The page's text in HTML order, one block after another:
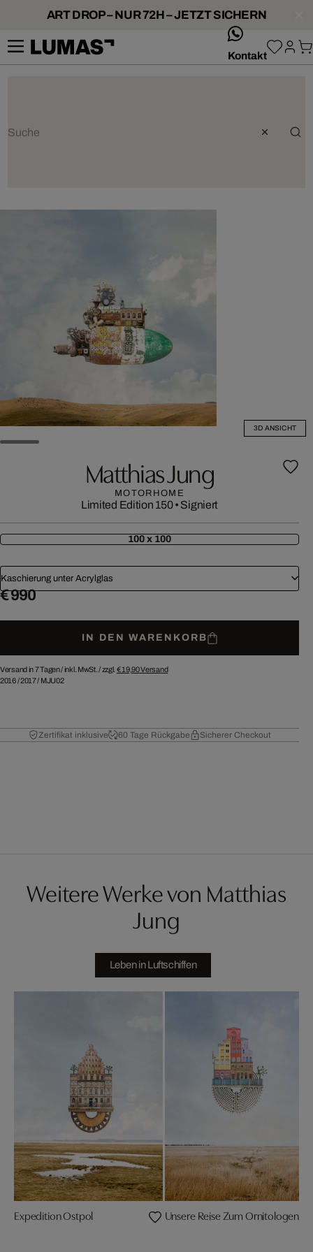
ART DROP – NUR 72H – JETZT SICHERN
Kontakt
3D ANSICHT
Matthias Jung
MOTORHOME
Limited Edition 150• Signiert
100 x 100
Kaschierung unter Acrylglas
€ 990
IN DEN WARENKORB
Versand in 7 Tagen /inkl. MwSt. / zzgl. € 19,90Versand
2016/2017/ MJU02
Zertifikat inklusive 60 Tage Rückgabe Sicherer Checkout
Weitere Werke von Matthias
Jung
Leben in Luftschiffen
Expedition Ostpol Unsere Reise Zum